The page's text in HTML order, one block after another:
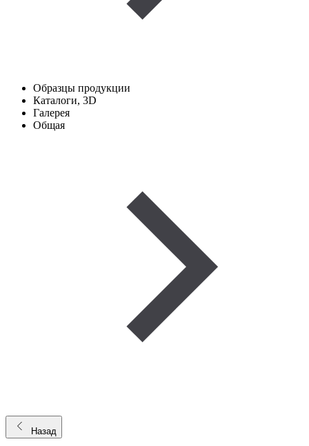
Образцы продукции
Каталоги, 3D
Галерея
Общая
Назад